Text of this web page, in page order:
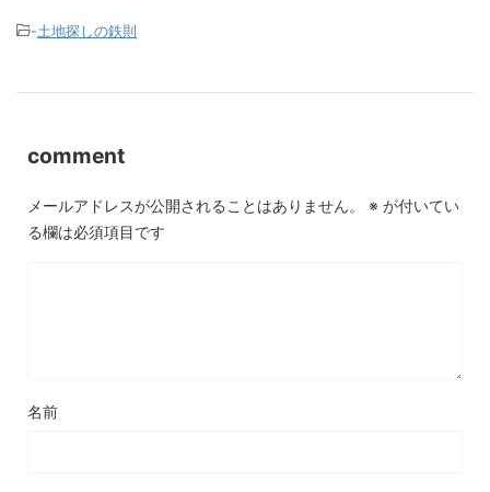
-土地探しの鉄則
comment
メールアドレスが公開されることはありません。 ※ が付いてい
る欄は必須項目です
名前